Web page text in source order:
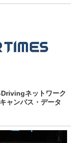
ネットワーク
ャンパス・データ